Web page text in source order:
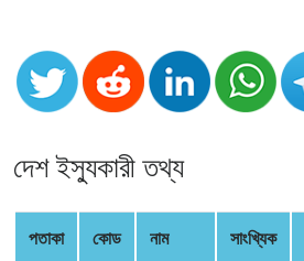
Card
Validator
Card
Generator
Random
Credit
দেশ ইস্যুকারী তথ্য
পতাকা কোড নাম সাংখ্যিক